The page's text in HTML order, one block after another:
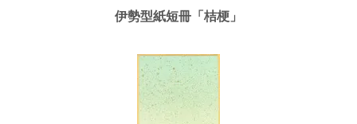
伊勢型紙短冊「桔梗」